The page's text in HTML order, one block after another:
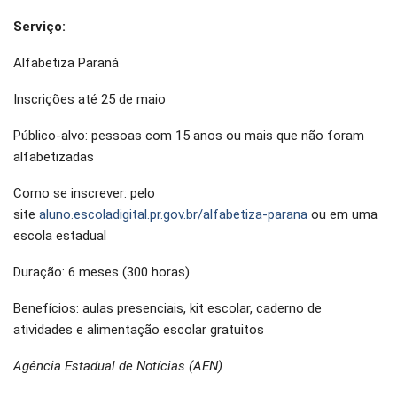
Serviço:
Alfabetiza Paraná
Inscrições até 25 de maio
Público-alvo: pessoas com 15 anos ou mais que não foram
alfabetizadas
Como se inscrever: pelo
site aluno.escoladigital.pr.gov.br/alfabetiza-parana ou em uma
escola estadual
Duração: 6 meses (300 horas)
Benefícios: aulas presenciais, kit escolar, caderno de
atividades e alimentação escolar gratuitos
Agência Estadual de Notícias (AEN)